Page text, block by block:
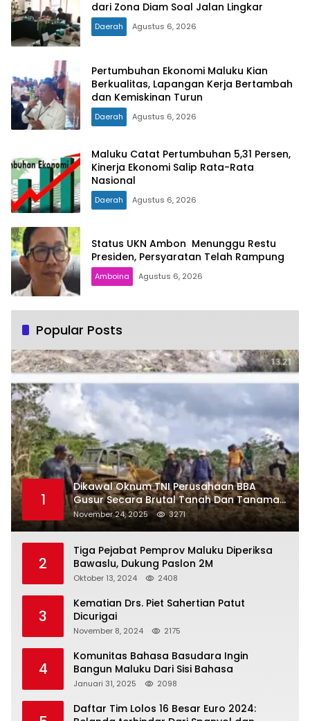
dari Zona Diam Soal Jalan Lingkar
Daerah Agustus 6, 2026
Pertumbuhan Ekonomi Maluku Kian
Berkualitas, Lapangan Kerja Bertambah
dan Kemiskinan Turun
Daerah Agustus 6, 2026
Maluku Catat Pertumbuhan 5,31 Persen,
Kinerja Ekonomi Salip Rata-Rata
Nasional
Daerah Agustus 6, 2026
Status UKN Ambon Menunggu Restu
Presiden, Persyaratan Telah Rampung
Amboina Agustus 6, 2026
Popular Posts
1
Dikawal Oknum TNI Perusahaan BBA
Gusur Secara Brutal Tanah Dan Tanaman
Warga, Akademisi Unpatti Minta Pangdam
Tertibkan Anggotanya
November 24, 2025 3271
2
Tiga Pejabat Pemprov Maluku Diperiksa
Bawaslu, Dukung Paslon 2M
Oktober 13, 2024 2408
3
Kematian Drs. Piet Sahertian Patut
Dicurigai
November 8, 2024 2175
4
Komunitas Bahasa Basudara Ingin
Bangun Maluku Dari Sisi Bahasa
Januari 31, 2025 2098
Daftar Tim Lolos 16 Besar Euro 2024: